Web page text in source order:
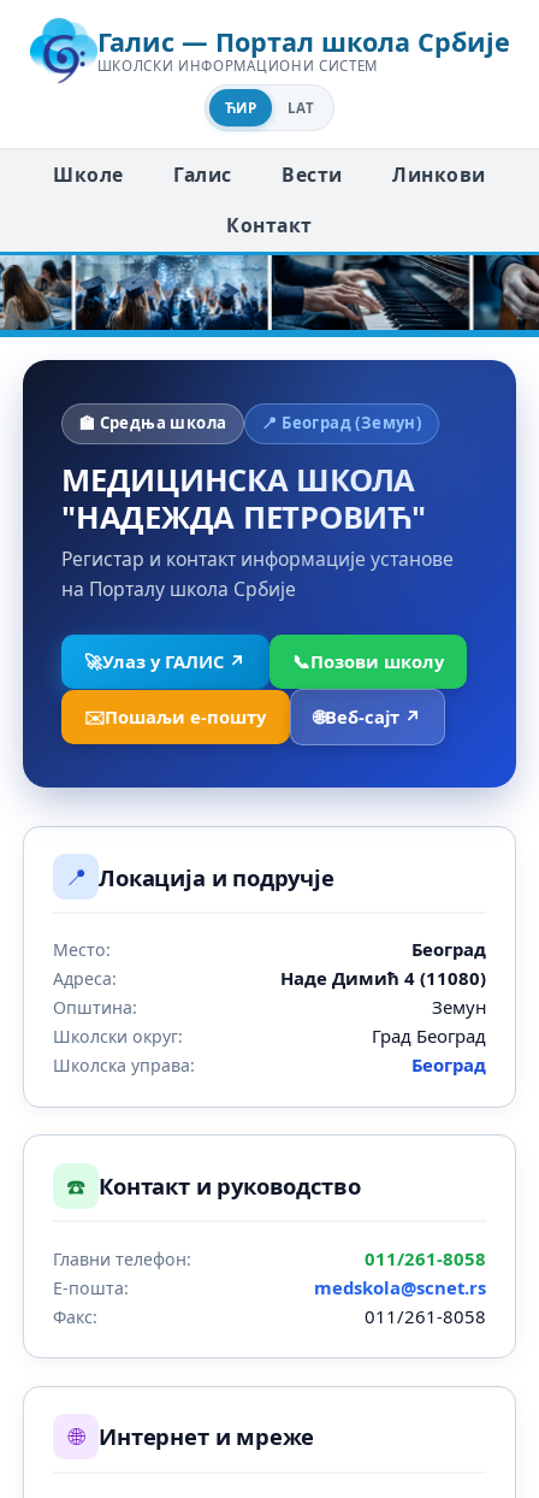
Галис — Портал школа Србије
ШКОЛСКИ ИНФОРМАЦИОНИ СИСТЕМ
ЋИР LAT
Школе Галис Вести
Линкови
Контакт
🏫 Средња школа 📍 Београд (Земун)
МЕДИЦИНСКА ШКОЛА
"НАДЕЖДА ПЕТРОВИЋ"
Регистар и контакт информације установе
на Порталу школа Србије
🚀Улаз у ГАЛИС ↗ 📞Позови школу
✉️Пошаљи е-пошту 🌐Веб-сајт ↗
📍 Локација и подручје
Место: Београд
Адреса: Наде Димић 4 (11080)
Општина: Земун
Школски округ: Град Београд
Школска управа: Београд
☎️ Контакт и руководство
Главни телефон: 011/261-8058
Е-пошта: medskola@scnet.rs
Факс: 011/261-8058
🌐 Интернет и мреже